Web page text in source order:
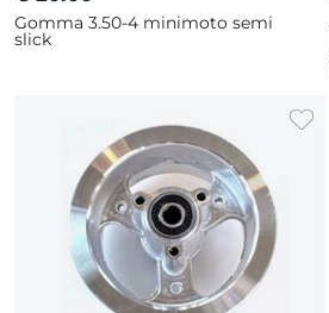
Gomma 3.50-4 minimoto semi
slick